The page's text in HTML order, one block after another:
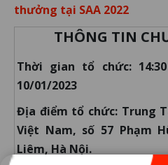
thưởng tại SAA 2022
THÔNG TIN
Thời gian tổ chức:
10/01/2023
Địa điểm tổ chức: Trung
Việt Nam, số 57 Phạm
Liêm, Hà Nội.